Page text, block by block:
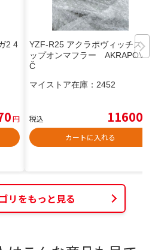
2 4
円
YZF-R25 アクラポヴィッチスリ
ップオンマフラー AKRAPOVI
Č
マイストア在庫： 2452
税込 11600
カートに入れる
リをもっと見る